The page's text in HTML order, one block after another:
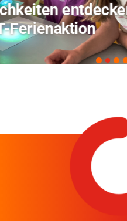
TVO berichtet
zu KI in der